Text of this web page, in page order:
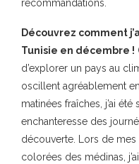
recommandations.
Découvrez comment
Tunisie en décembre !
d’explorer un pays au
oscillent agréablement
matinées fraîches, j’ai été
enchanteresse des
découverte. Lors de
colorées des médinas,